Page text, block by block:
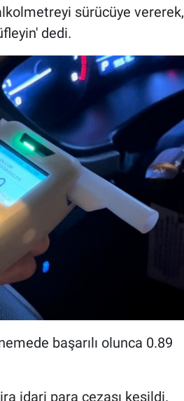
sürücüye vererek,
dedi.
başarılı olunca 0.89
idari para cezası kesildi.